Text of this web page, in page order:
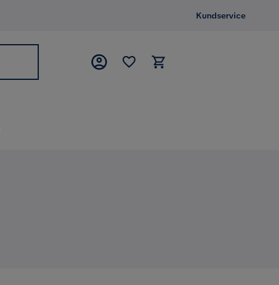
Kundservice